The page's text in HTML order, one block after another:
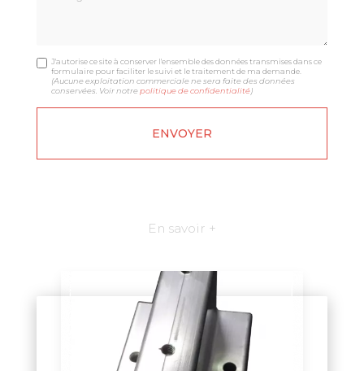
J'autorise ce site à conserver l'ensemble des données transmises dans ce
formulaire pour faciliter le suivi et le traitement de ma demande.
(Aucune exploitation commerciale ne sera faite des données
conservées. Voir notrepolitique de confidentialité)
En savoir +